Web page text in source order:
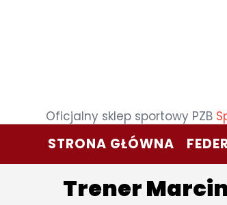
Oficjalny sklep sportowy PZB
STRONA GŁÓWNA
Trener